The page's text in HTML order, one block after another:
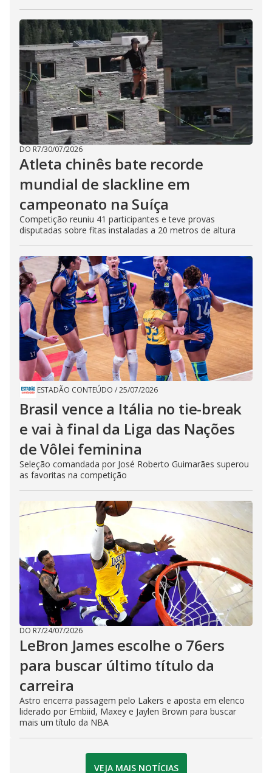
DO R7/30/07/2026
Atleta chinês bate recorde
mundial de slackline em
campeonato na Suíça
Competição reuniu 41 participantes e teve provas
disputadas sobre fitas instaladas a 20 metros de altura
ESTADÃO CONTEÚDO /25/07/2026
Brasil vence a Itália no tie-break
e vai à final da Liga das Nações
de Vôlei feminina
Seleção comandada por José Roberto Guimarães superou
as favoritas na competição
DO R7/24/07/2026
LeBron James escolhe o 76ers
para buscar último título da
carreira
Astro encerra passagem pelo Lakers e aposta em elenco
liderado por Embiid, Maxey e Jaylen Brown para buscar
mais um título da NBA
VEJA MAIS NOTÍCIAS